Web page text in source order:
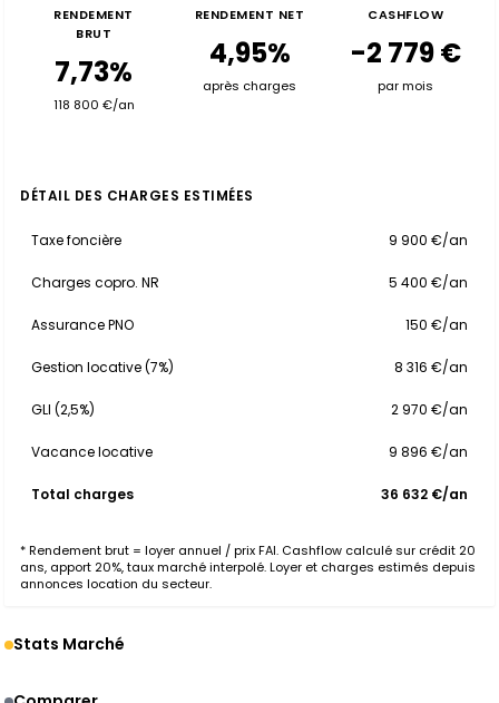
RENDEMENT
BRUT
7,73%
118 800 €/an
RENDEMENT NET
4,95%
après charges
CASHFLOW
-2 779 €
par mois
DÉTAIL DES CHARGES ESTIMÉES
Taxe foncière 9 900 €/an
Charges copro. NR 5 400 €/an
Assurance PNO 150 €/an
Gestion locative (7%) 8 316 €/an
GLI (2,5%) 2 970 €/an
Vacance locative 9 896 €/an
Total charges 36 632 €/an
* Rendement brut = loyer annuel / prix FAI. Cashflow calculé sur crédit 20
ans, apport 20%, taux marché interpolé. Loyer et charges estimés depuis
annonces location du secteur.
Stats Marché